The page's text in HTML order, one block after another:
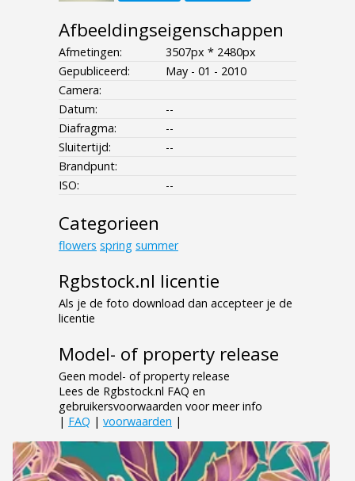
Afbeeldingseigenschappen
Afmetingen:
3507px * 2480px
Gepubliceerd:
May - 01 - 2010
Camera:
Datum:
--
Diafragma:
--
Sluitertijd:
--
Brandpunt:
ISO:
--
Categorieen
flowers spring summer
Rgbstock.nl licentie
Als je de foto download dan accepteer je de
licentie
Model- of property release
Geen model- of property release
Lees de Rgbstock.nl FAQ en
gebruikersvoorwaarden voor meer info
| FAQ | voorwaarden |